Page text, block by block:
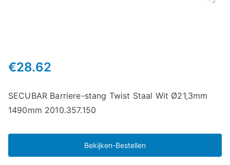
€28.62
SECUBAR Barriere-stang Twist Staal Wit Ø21,3mm
1490mm 2010.357.150
Bekijken-Bestellen